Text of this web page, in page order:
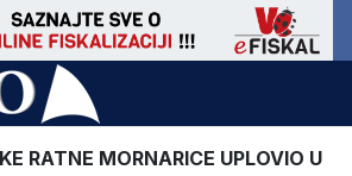
RATNE MORNARICE UPLOVIO U